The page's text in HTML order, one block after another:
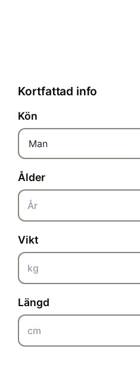
Kortfattad info
Kön
Man
Ålder
År
Vikt
kg
Längd
cm